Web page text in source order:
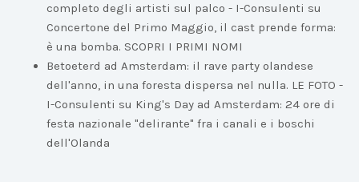
completo degli artisti sul palco - I-Consulenti su
Concertone del Primo Maggio, il cast prende forma:
è una bomba. SCOPRI I PRIMI NOMI
Betoeterd ad Amsterdam: il rave party olandese
dell'anno, in una foresta dispersa nel nulla. LE FOTO -
I-Consulenti su King's Day ad Amsterdam: 24 ore di
festa nazionale "delirante" fra i canali e i boschi
dell'Olanda